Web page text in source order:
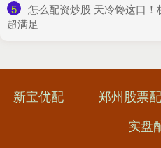
5
怎么配资炒股 天冷馋这口
超满足
新宝优配 郑州股票
实盘